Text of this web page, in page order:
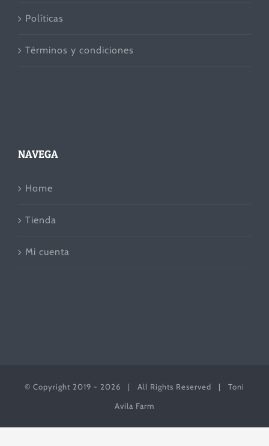
Políticas
Términos y condiciones
NAVEGA
Home
Tienda
Mi cuenta
© Copyright 2019 - 2026 | All Rights Reserved | Toni
Avila Farm